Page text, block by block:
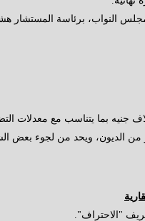
النواب، برئاسة المستشار
الديون، ويحد من لجوء بعض
"الاحتراف".